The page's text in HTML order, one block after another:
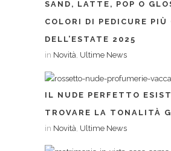
SAND, LATTE, POP O
COLORI DI PEDICURE PIÙ
DELL’ESTATE 2025
in Novità, Ultime News
IL NUDE PERFETTO
TROVARE LA TONALITÀ
in Novità, Ultime News